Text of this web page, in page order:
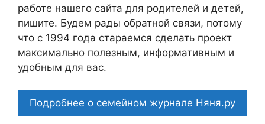
работе нашего сайта для родителей и детей,
пишите. Будем рады обратной связи, потому
что c 1994 года стараемся сделать проект
максимально полезным, информативным и
удобным для вас.
Подробнее о семейном журнале Няня.ру